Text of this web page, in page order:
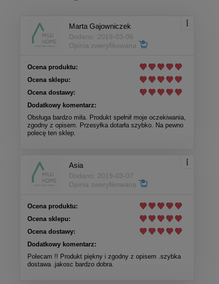
Marta Gajowniczek
Dodano: 2019-03-06
Opinia zweryfikowana
Ocena produktu:
Ocena sklepu:
Ocena dostawy:
Dodatkowy komentarz:
Obsługa bardzo miła. Produkt spełnił moje oczekiwania,
zgodny z opisem. Przesyłka dotarła szybko. Na pewno
polecę ten sklep.
Asia
Dodano: 2019-03-07
Opinia zweryfikowana
Ocena produktu:
Ocena sklepu:
Ocena dostawy:
Dodatkowy komentarz:
Polecam !! Produkt piękny i zgodny z opisem .szybka
dostawa .jakosc bardzo dobra.